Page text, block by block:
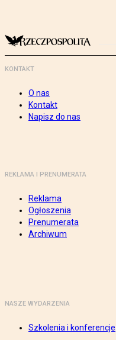
KONTAKT
O nas
Kontakt
Napisz do nas
REKLAMA I PRENUMERATA
Reklama
Ogłoszenia
Prenumerata
Archiwum
NASZE WYDARZENIA
Szkolenia i konferencje